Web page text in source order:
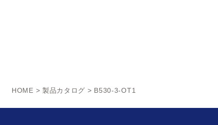
HOME > 製品カタログ > B530-3-OT1